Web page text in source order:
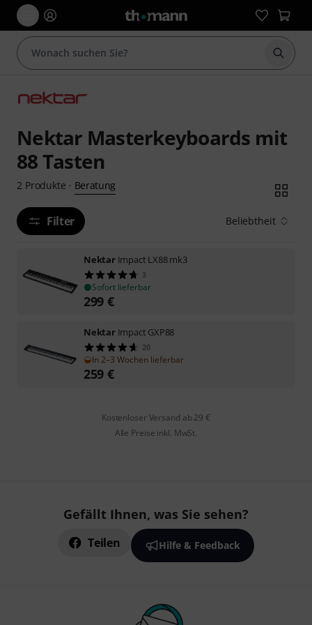
Suche
Nektar Masterkeyboards mit
88 Tasten
2 Produkte · Beratung
Filter Beliebtheit
Nektar Impact LX88 mk3
3
Sofort lieferbar
299 €
Nektar Impact GXP88
20
In 2–3 Wochen lieferbar
259 €
Kostenloser Versand ab 29 €
Alle Preise inkl. MwSt.
Gefällt Ihnen, was Sie sehen?
Teilen Hilfe & Feedback